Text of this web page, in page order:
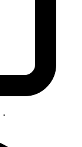
·